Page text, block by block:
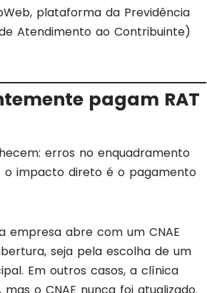
plataforma da Previdência
Atendimento ao Contribuinte)
pagam RAT
erros no enquadramento
o impacto direto é o pagamento
empresa abre com um CNAE
seja pela escolha de um
Em outros casos, a clínica